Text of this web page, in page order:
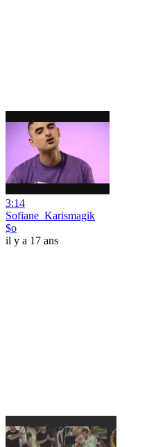
3:14
Sofiane_Karismagik
$o
il y a 17 ans